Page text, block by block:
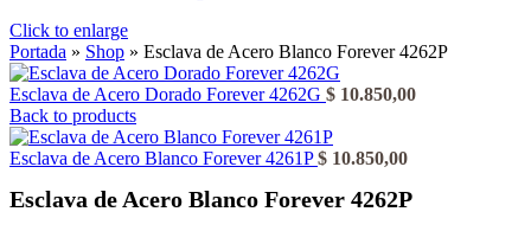
Click to enlarge
Portada » Shop » Esclava de Acero Blanco Forever 4262P
Esclava de Acero Dorado Forever 4262G $ 10.850,00
Back to products
Esclava de Acero Blanco Forever 4261P$ 10.850,00
Esclava de Acero Blanco Forever 4262P